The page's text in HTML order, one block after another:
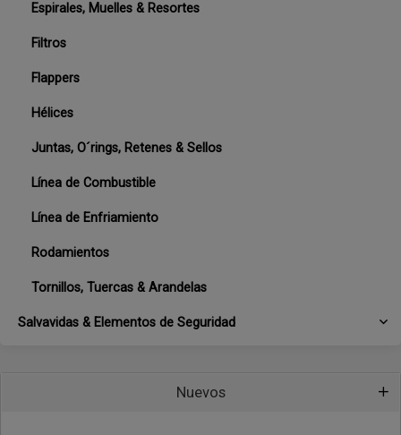
Espirales, Muelles & Resortes
Filtros
Flappers
Hélices
Juntas, O´rings, Retenes & Sellos
Línea de Combustible
Línea de Enfriamiento
Rodamientos
Tornillos, Tuercas & Arandelas
Salvavidas & Elementos de Seguridad
Nuevos